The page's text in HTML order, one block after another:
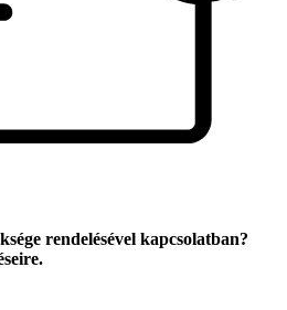
rendelésével kapcsolatban?